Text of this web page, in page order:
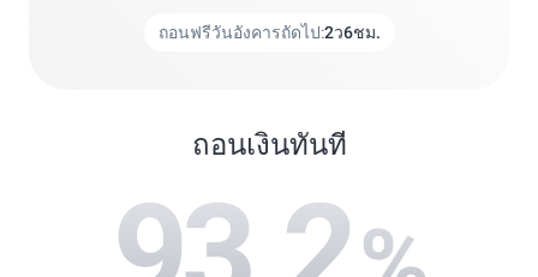
ถอนฟรีวันอังคารถัดไป:2ว6ชม.
ถอนเงินทันที